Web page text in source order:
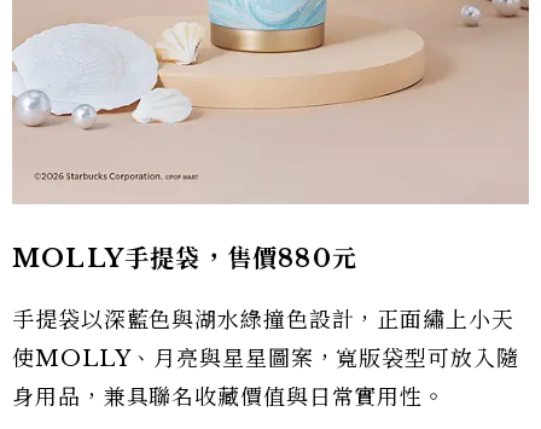
MOLLY手提袋，售價880元
手提袋以深藍色與湖水綠撞色設計，正面繡上小天
使MOLLY、月亮與星星圖案，寬版袋型可放入隨
身用品，兼具聯名收藏價值與日常實用性。